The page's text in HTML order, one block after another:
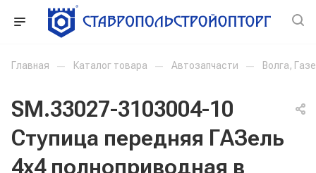
Главная — Каталог товара — Автозапчасти — Волга,
SM.33027-3103004-10
Ступица передняя ГАЗель
4х4 полноприводная в